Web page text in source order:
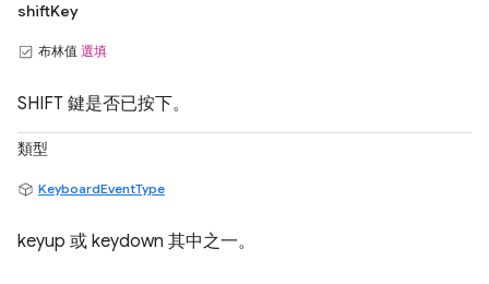
shiftKey
布林值 選填
SHIFT 鍵是否已按下。
類型
KeyboardEventType
keyup 或 keydown 其中之一。